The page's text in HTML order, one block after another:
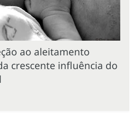
ao aleitamento
crescente influência do